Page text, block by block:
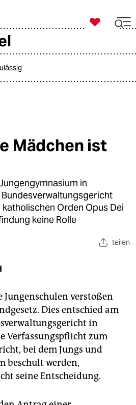
zahl ich

taz zahl ich
Mädchen ist
in
Orden Opus Dei
keine Rolle
teilen
Jungenschulen verstoßen
Dies entschied am
in
Verfassungspflicht zum
bei dem Jungs und
beschult werden,
seine Entscheidung.